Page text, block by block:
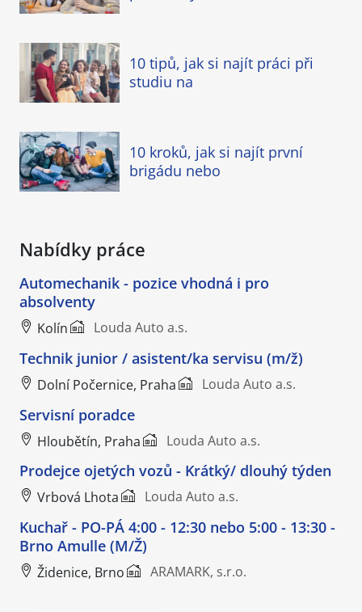
10 tipů, jak si najít práci při
studiu na
10 kroků, jak si najít první
brigádu nebo
Nabídky práce
Automechanik - pozice vhodná i pro
absolventy
Kolín Louda Auto a.s.
Technik junior / asistent/ka servisu (m/ž)
Dolní Počernice, Praha Louda Auto a.s.
Servisní poradce
Hloubětín, Praha Louda Auto a.s.
Prodejce ojetých vozů - Krátký/ dlouhý týden
Vrbová Lhota Louda Auto a.s.
Kuchař - PO-PÁ 4:00 - 12:30 nebo 5:00 - 13:30 -
Brno Amulle (M/Ž)
Židenice, Brno ARAMARK, s.r.o.